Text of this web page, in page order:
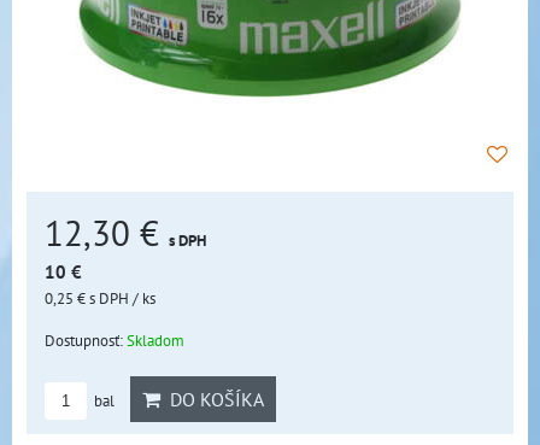
12,30 € s DPH
10 €
0,25 €s DPH / ks
Dostupnosť:Skladom
bal DO KOŠÍKA